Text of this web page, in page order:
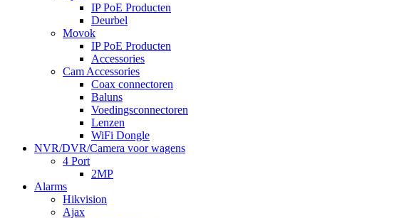
IP PoE Producten
Deurbel
Movok
IP PoE Producten
Accessories
Cam Accessories
Coax connectoren
Baluns
Voedingsconnectoren
Lenzen
WiFi Dongle
NVR/DVR/Camera voor wagens
4 Port
2MP
Alarms
Hikvision
Ajax